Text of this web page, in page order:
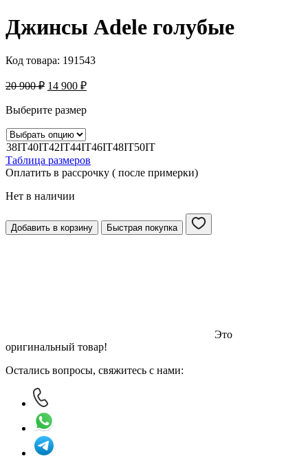
Джинcы Adele голубые
Код товара: 191543
20 900₽ 14 900 ₽
Выберите размер
38IT40IT42IT44IT46IT48IT50IT
Таблица размеров
Оплатить в рассрочку ( после примерки)
Нет в наличии
Добавить в корзину Быстрая покупка
Это
оригинальный товар!
Остались вопросы, свяжитесь с нами: